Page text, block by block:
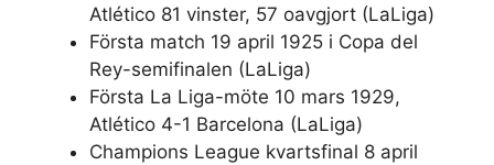
Atlético 81 vinster, 57 oavgjort (LaLiga)
Första match 19 april 1925 i Copa del
Rey-semifinalen (LaLiga)
Första La Liga-möte 10 mars 1929,
Atlético 4-1 Barcelona (LaLiga)
Champions League kvartsfinal 8 april